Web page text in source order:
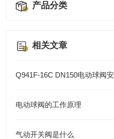
产品分类
相关文章
Q941F-16C DN150电动球阀
电动球阀的工作原理
气动开关阀是什么